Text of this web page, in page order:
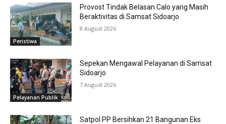
Peristiwa
Provost Tindak Belasan Calo yang Masih
Beraktivitas di Samsat Sidoarjo
8 August 2026
Pelayanan Publik
Sepekan Mengawal Pelayanan di Samsat
Sidoarjo
7 August 2026
Satpol PP Bersihkan 21 Bangunan Eks